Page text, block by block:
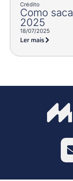
Crédito
Como
2025
18/07/2025
Ler mais